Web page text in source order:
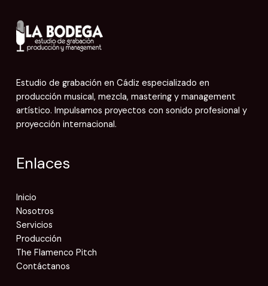
Estudio de grabación en Cádiz especializado en
producción musical, mezcla, mastering y management
artístico. Impulsamos proyectos con sonido profesional y
proyección internacional.
Enlaces
Inicio
Nosotros
Servicios
Producción
The Flamenco Pitch
Contáctanos